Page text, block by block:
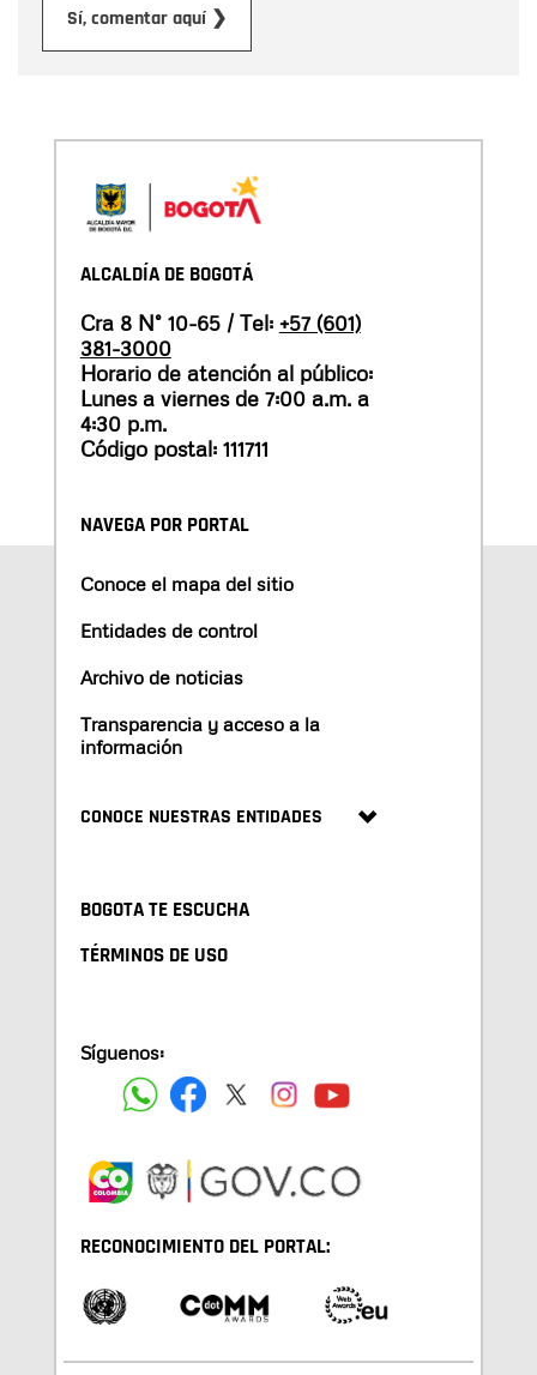
Sí, comentar aquí ❯
ALCALDÍA DE BOGOTÁ
Cra 8 N° 10-65 / Tel: +57 (601)
381-3000
Horario de atención al público:
Lunes a viernes de 7:00 a.m. a
4:30 p.m.
Código postal: 111711
NAVEGA POR PORTAL
Conoce el mapa del sitio
Entidades de control
Archivo de noticias
Transparencia y acceso a la
información
CONOCE NUESTRAS ENTIDADES
BOGOTA TE ESCUCHA
TÉRMINOS DE USO
Síguenos:
RECONOCIMIENTO DEL PORTAL: